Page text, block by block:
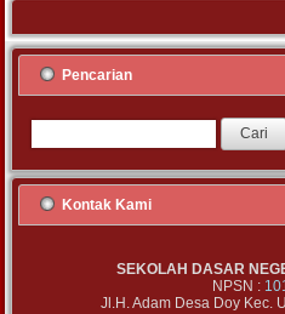
Pencarian
Kontak Kami
SEKOLAH DASAR
NPSN :
Jl.H. Adam Desa Doy Kec.